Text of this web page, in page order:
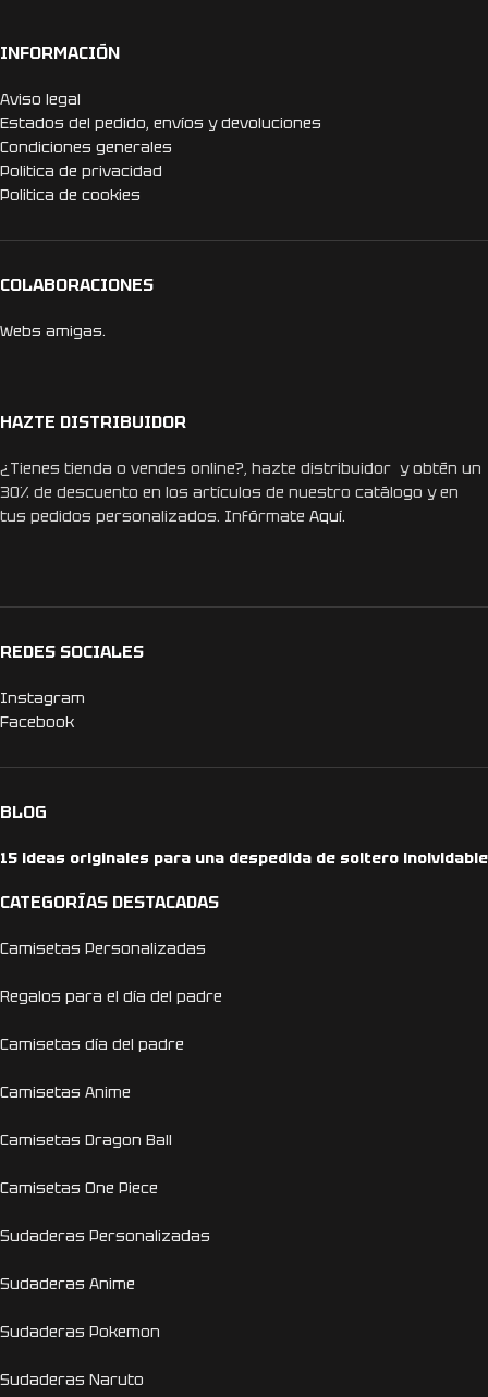
INFORMACIÓN
Aviso legal
Estados del pedido, envíos y devoluciones
Condiciones generales
Politica de privacidad
Politica de cookies
COLABORACIONES
Webs amigas.
HAZTE DISTRIBUIDOR
¿Tienes tienda o vendes online?, hazte distribuidor y obtén un
30% de descuento en los artículos de nuestro catálogo y en
tus pedidos personalizados. Infórmate Aquí.
REDES SOCIALES
Instagram
Facebook
BLOG
15 ideas originales para una despedida de soltero inolvidable
CATEGORÍAS DESTACADAS
Camisetas Personalizadas
Regalos para el día del padre
Camisetas día del padre
Camisetas Anime
Camisetas Dragon Ball
Camisetas One Piece
Sudaderas Personalizadas
Sudaderas Anime
Sudaderas Pokemon
Sudaderas Naruto